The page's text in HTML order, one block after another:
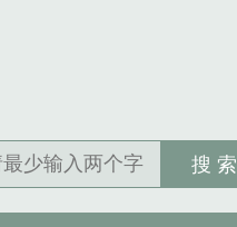
搜 索